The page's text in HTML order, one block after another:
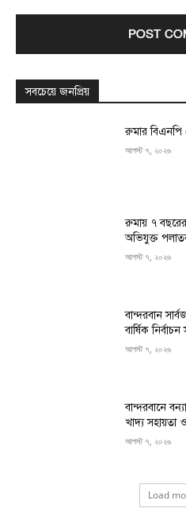
সবচেয়ে জনপ্রিয়
রুমার
আগস্ট ৭, ২০২৬
রুমায় ৭ বছরের
অভিযুক্ত
আগস্ট ৭, ২০২৬
বান্দরবান
বার্ষিক নির্বাচন
আগস্ট ৭, ২০২৬
বান্দরবানে
খাদ্য সহায়তা
আগস্ট ৭, ২০২৬
Load